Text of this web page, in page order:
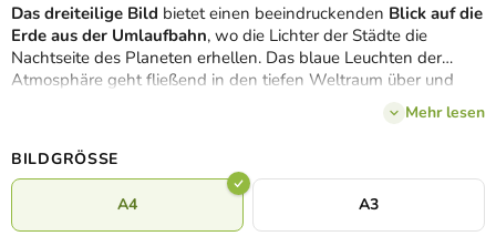
Das dreiteilige Bild bietet einen beeindruckenden Blick auf die
Erde aus der Umlaufbahn, wo die Lichter der Städte die
Nachtseite des Planeten erhellen. Das blaue Leuchten der
Atmosphäre geht fließend in den tiefen Weltraum über und
betont die Krümmung des Horizonts. Dank des UV-Drucks
kommt es besonders gut auf einer größeren Wand in einem
modernen Interieur oder Büro zur Geltung, wo es technologisch
und zeitlos wirkt.
Mehr lesen
BILDGRÖSSE
A4 A3